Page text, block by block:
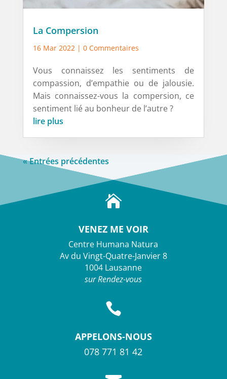
La Compersion
16 Mar 2022| 0 Commentaires
Vous connaissez les sentiments de
compassion, d’empathie ou de jalousie.
Mais connaissez-vous la compersion, ce
sentiment lié au bonheur de l’autre ?
lire plus
« Entrées précédentes

VENEZ ME VOIR
Centre Humana Natura
Av du Vingt-Quatre-Janvier 8
1004 Lausanne
sur Rendez-vous

APPELONS-NOUS
078 771 81 42